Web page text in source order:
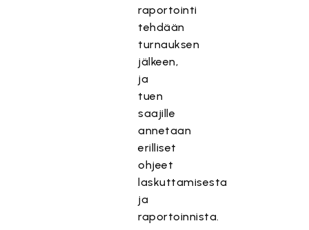
raportointi
tehdään
turnauksen
jälkeen,
ja
tuen
saajille
annetaan
erilliset
ohjeet
laskuttamisesta
ja
raportoinnista.